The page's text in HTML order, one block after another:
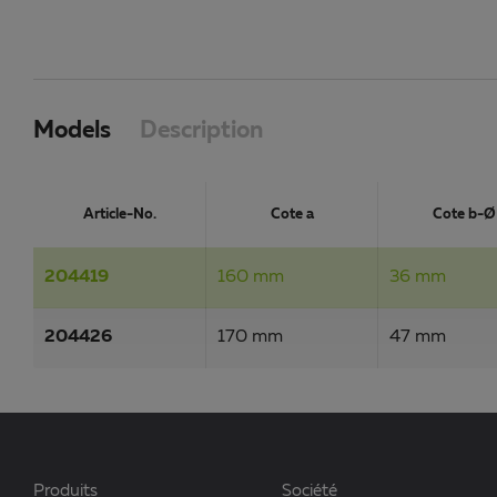
Models Description
Article-No. Cote a Cote b-Ø
204419 160 mm 36 mm
204426 170 mm 47 mm
Produits Société